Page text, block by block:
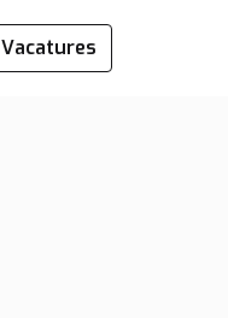
Vacatures